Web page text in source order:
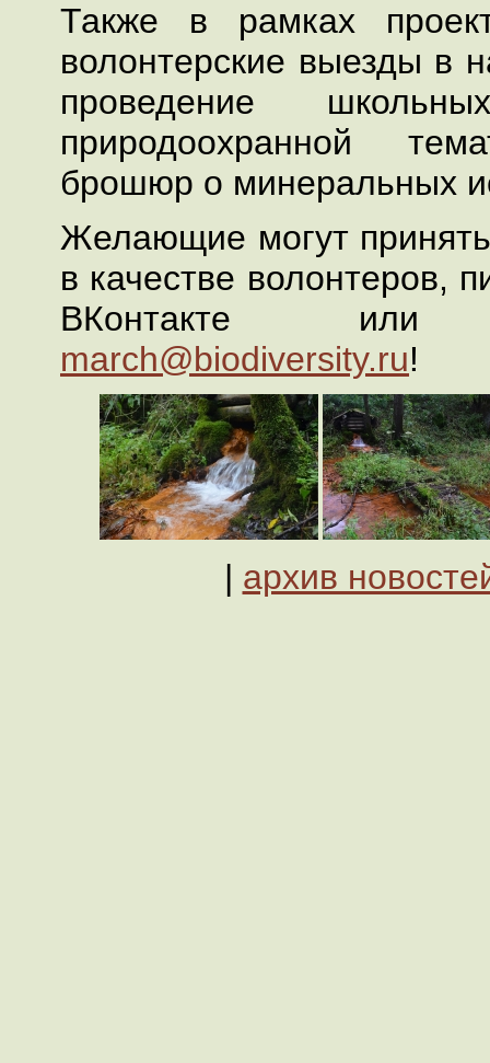
Также в рамках
волонтерские выезды в
проведение
природоохранной
брошюр о минеральных
Желающие могут
в качестве волонтеров,
ВКонтакте
march@biodiversity.ru!
| архив